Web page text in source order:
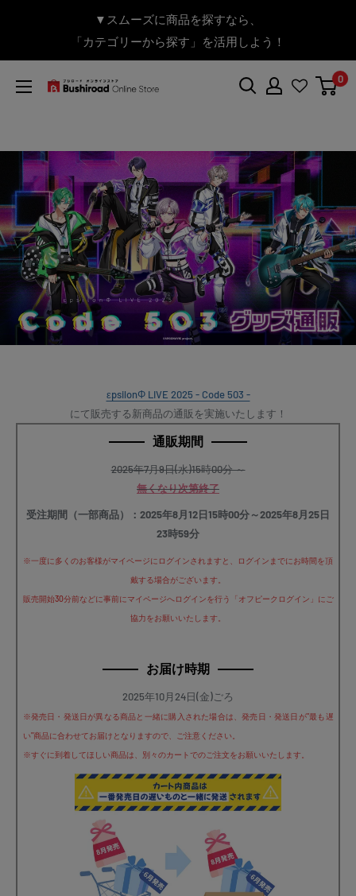
る
▼送料をおトクにお買物する方法をご紹介♪
【こちらをクリック】
＼予約受付中！／
BanG Dream! ちゃむりぃ みに Ave Mujica 鮮美透涼 ver.販売
中！
▼「作品・ブランドから探す」で
欲しい商品を手に入れよう！
▼スムーズに商品を探すなら、
「カテゴリーから探す」を活用しよう！
▼お気に入り登録機能を活用しよう♪
【こちらをクリック】
ブ
ド
オ
ン
ラ
イ
ン
ス
ト
ア
0
εpsilonΦ LIVE 2025 - Code 503 -
にて販売する新商品の通販を実施いたします！
通販期間
2025年7月9日(水)15時00分 ～
無くなり次第終了
受注期間（一部商品）：2025年8月12日15時00分～2025年8月25日
23時59分
※一度に多くのお客様がマイページにログインされますと、ログインまでにお時間を頂
戴する場合がございます。
販売開始30分前などに事前にマイページへログインを行う「オフピークログイン」にご
協力をお願いいたします。
お届け時期
2025年10月24日(金)ごろ
※発売日・発送日が異なる商品と一緒に購入された場合は、発売日・発送日が"最も遅
い"商品に合わせてお届けとなりますので、ご注意ください。
※すぐに到着してほしい商品は、別々のカートでのご注文をお願いいたします。